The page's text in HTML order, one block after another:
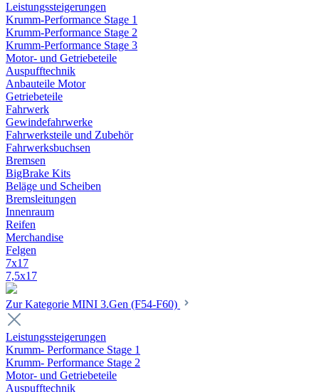
Leistungssteigerungen
Krumm-Performance Stage 1
Krumm-Performance Stage 2
Krumm-Performance Stage 3
Motor- und Getriebeteile
Auspufftechnik
Anbauteile Motor
Getriebeteile
Fahrwerk
Gewindefahrwerke
Fahrwerksteile und Zubehör
Fahrwerksbuchsen
Bremsen
BigBrake Kits
Beläge und Scheiben
Bremsleitungen
Innenraum
Reifen
Merchandise
Felgen
7x17
7,5x17
Zur Kategorie MINI 3.Gen (F54-F60)
Leistungssteigerungen
Krumm- Performance Stage 1
Krumm- Performance Stage 2
Motor- und Getriebeteile
Auspufftechnik